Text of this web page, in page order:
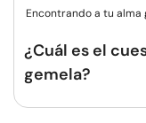
Encontrando a tu alma
¿Cuál es el
gemela?